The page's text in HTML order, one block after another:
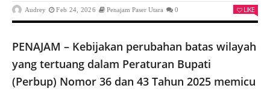
Audrey Feb 24, 2026 Penajam Paser Utara 0 LIKE
PENAJAM – Kebijakan perubahan batas wilayah
yang tertuang dalam Peraturan Bupati
(Perbup) Nomor 36 dan 43 Tahun 2025 memicu